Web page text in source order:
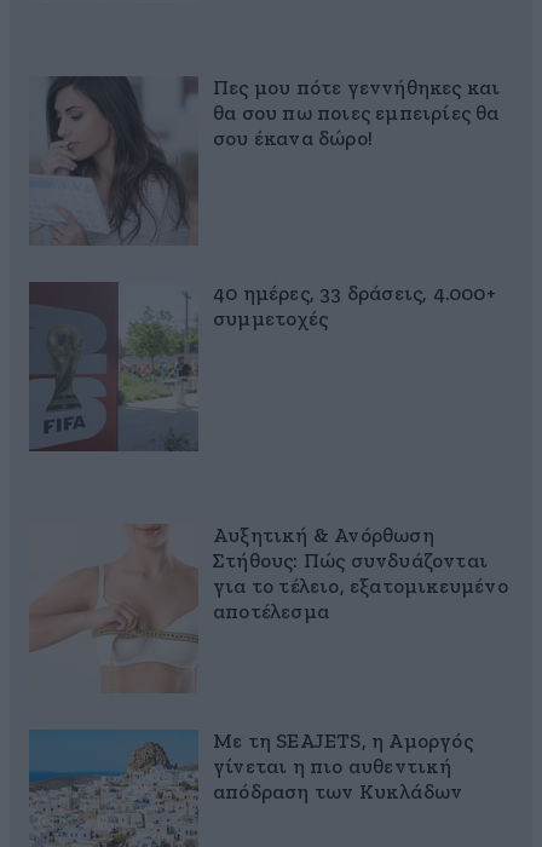
Πες μου πότε γεννήθηκες και
θα σου πω ποιες εμπειρίες θα
σου έκανα δώρο!
40 ημέρες, 33 δράσεις, 4.000+
συμμετοχές
Αυξητική & Ανόρθωση
Στήθους: Πώς συνδυάζονται
για το τέλειο, εξατομικευμένο
αποτέλεσμα
Με τη SEAJETS, η Αμοργός
γίνεται η πιο αυθεντική
απόδραση των Κυκλάδων